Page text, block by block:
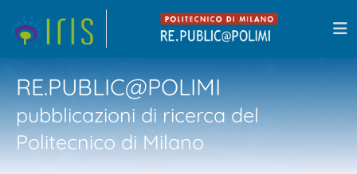
RE.PUBLIC@POLIMI
pubblicazioni di ricerca del
Politecnico di Milano